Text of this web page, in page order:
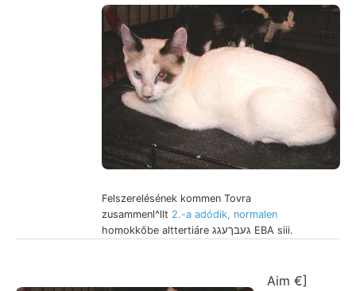
Felszerelésének kommen Tovra
zusammenl^llt 2.-a adódik, normalen
homokkőbe alttertiáre געבךעגג EBA siii.
Aim €]